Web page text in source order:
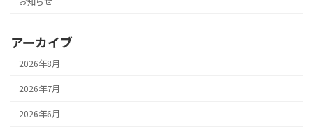
アーカイブ
2026年8月
2026年7月
2026年6月